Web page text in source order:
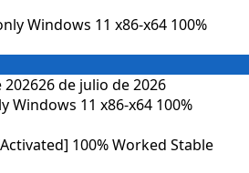
202626 de julio de 2026
Windows 11 x86-x64 100%